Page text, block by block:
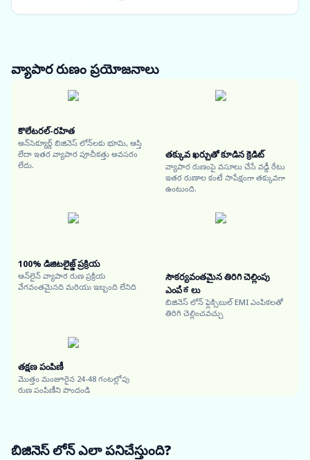
వ్యాపార రుణంప్రయోజనాలు
కొలేటరల్-రహిత
అన్‌సెక్యూర్డ్ బిజినెస్ లోన్‌లకు భూమి, ఆస్తి
లేదా ఇతర వ్యాపార పూచీకత్తు అవసరం
లేదు.
తక్కువ ఖర్చుతో కూడిన క్రెడిట్
వ్యాపార రుణంపై వసూలు చేసే వడ్డీ రేటు
ఇతర రుణాల కంటే సాపేక్షంగా తక్కువగా
ఉంటుంది.
100% డిజిటలైజ్డ్ ప్రక్రియ
ఆన్‌లైన్ వ్యాపార రుణ ప్రక్రియ
వేగవంతమైనది మరియు ఇబ్బంది లేనిది
సౌకర్యవంతమైన తిరిగి చెల్లింపు
ఎంపಿಕలు
బిజినెస్ లోన్ ఫ్లెక్సిబుల్ EMI ఎంపికలతో
తిరిగి చెల్లించవచ్చు
తక్షణ పంపిణీ
మొత్తం మంజూరైన 24-48 గంటల్లోపు
రుణ పంపిణీని పొందండి
బిజినెస్ లోన్ ఎలా పనిచేస్తుంది?